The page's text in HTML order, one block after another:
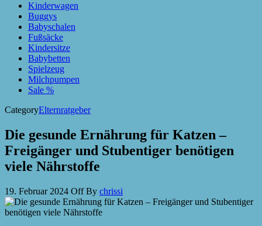
Kinderwagen
Buggys
Babyschalen
Fußsäcke
Kindersitze
Babybetten
Spielzeug
Milchpumpen
Sale %
CategoryElternratgeber
Die gesunde Ernährung für Katzen –
Freigänger und Stubentiger benötigen
viele Nährstoffe
19. Februar 2024 OffBy chrissi